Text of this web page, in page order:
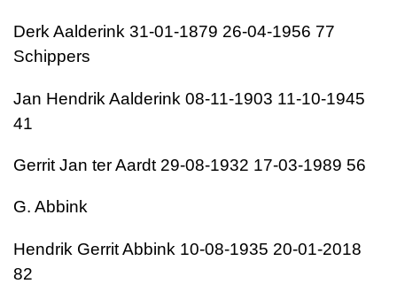
Derk Aalderink 31-01-1879 26-04-1956 77
Schippers
Jan Hendrik Aalderink 08-11-1903 11-10-1945
41
Gerrit Jan ter Aardt 29-08-1932 17-03-1989 56
G. Abbink
Hendrik Gerrit Abbink 10-08-1935 20-01-2018
82